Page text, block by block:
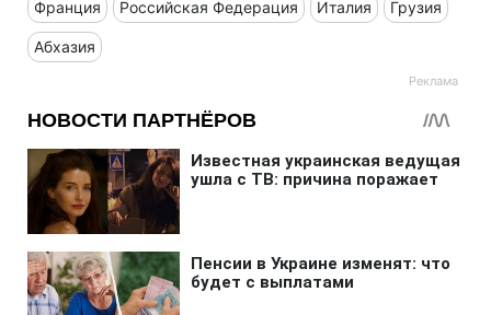
Франция Российская Федерация Италия Грузия
Абхазия